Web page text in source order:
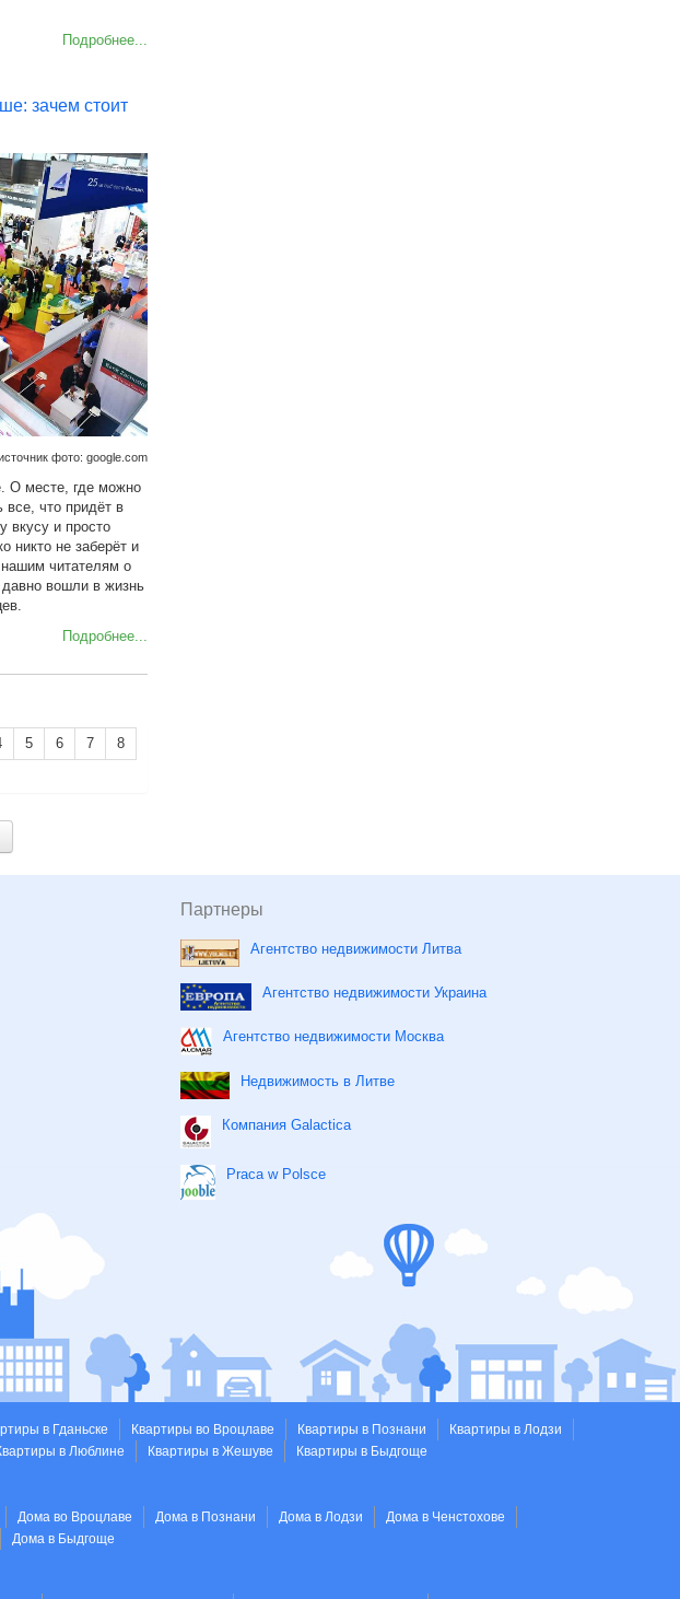
Подробнее...
зачем стоит
фото: google.com
О месте, где можно
все, что придёт в
вкусу и просто
никто не заберёт и
читателям о
вошли в жизнь
Подробнее...
5 6 7
8
Партнеры
Агентство недвижимости Литва
Агентство недвижимости Украина
Агентство недвижимости Москва
Недвижимость в Литве
Компания Galactica
Praca w Polsce
в Гданьске Квартиры во Вроцлаве Квартиры в Познани
Квартиры в Лодзи
в Люблине Квартиры в Жешуве Квартиры в Быдгоще
Дома во Вроцлаве Дома в Познани Дома в Лодзи
Дома в Ченстохове
Дома в Быдгоще